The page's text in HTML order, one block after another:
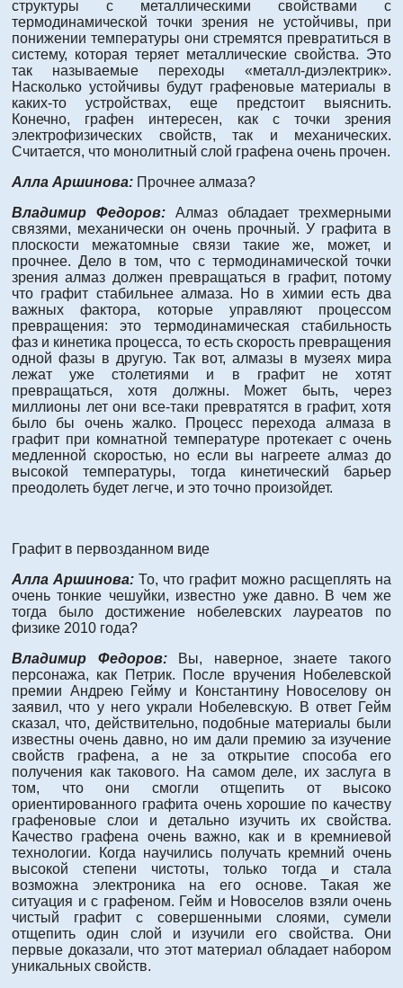
структуры с металлическими свойствами с
термодинамической точки зрения не устойчивы, при
понижении температуры они стремятся превратиться в
систему, которая теряет металлические свойства. Это
так называемые переходы «металл-диэлектрик».
Насколько устойчивы будут графеновые материалы в
каких-то устройствах, еще предстоит выяснить.
Конечно, графен интересен, как с точки зрения
электрофизических свойств, так и механических.
Считается, что монолитный слой графена очень прочен.
Алла Аршинова: Прочнее алмаза?
Владимир Федоров: Алмаз обладает трехмерными
связями, механически он очень прочный. У графита в
плоскости межатомные связи такие же, может, и
прочнее. Дело в том, что с термодинамической точки
зрения алмаз должен превращаться в графит, потому
что графит стабильнее алмаза. Но в химии есть два
важных фактора, которые управляют процессом
превращения: это термодинамическая стабильность
фаз и кинетика процесса, то есть скорость превращения
одной фазы в другую. Так вот, алмазы в музеях мира
лежат уже столетиями и в графит не хотят
превращаться, хотя должны. Может быть, через
миллионы лет они все-таки превратятся в графит, хотя
было бы очень жалко. Процесс перехода алмаза в
графит при комнатной температуре протекает с очень
медленной скоростью, но если вы нагреете алмаз до
высокой температуры, тогда кинетический барьер
преодолеть будет легче, и это точно произойдет.
Графит в первозданном виде
Алла Аршинова: То, что графит можно расщеплять на
очень тонкие чешуйки, известно уже давно. В чем же
тогда было достижение нобелевских лауреатов по
физике 2010 года?
Владимир Федоров:Вы, наверное, знаете такого
персонажа, как Петрик. После вручения Нобелевской
премии Андрею Гейму и Константину Новоселову он
заявил, что у него украли Нобелевскую. В ответ Гейм
сказал, что, действительно, подобные материалы были
известны очень давно, но им дали премию за изучение
свойств графена, а не за открытие способа его
получения как такового. На самом деле, их заслуга в
том, что они смогли отщепить от высоко
ориентированного графита очень хорошие по качеству
графеновые слои и детально изучить их свойства.
Качество графена очень важно, как и в кремниевой
технологии. Когда научились получать кремний очень
высокой степени чистоты, только тогда и стала
возможна электроника на его основе. Такая же
ситуация и с графеном. Гейм и Новоселов взяли очень
чистый графит с совершенными слоями, сумели
отщепить один слой и изучили его свойства. Они
первые доказали, что этот материал обладает набором
уникальных свойств.